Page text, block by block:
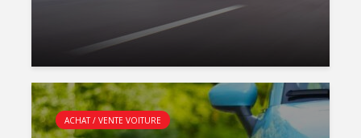
ACHAT / VENTE VOITURE